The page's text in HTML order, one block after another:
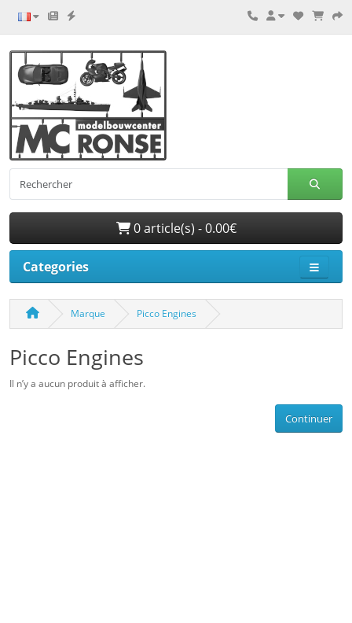
0 article(s) - 0.00€
Categories
Marque Picco Engines
Picco Engines
Il n’y a aucun produit à afficher.
Continuer